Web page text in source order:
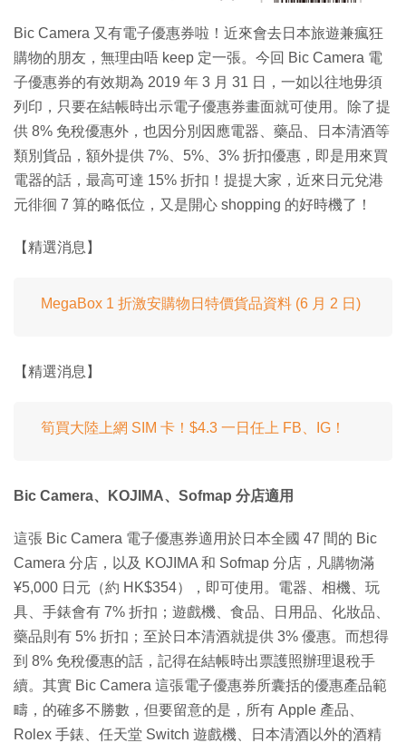
Bic Camera 又有電子優惠券啦！近來會去日本旅遊兼瘋狂
購物的朋友，無理由唔 keep 定一張。今回 Bic Camera 電
子優惠券的有效期為 2019 年 3 月 31 日，一如以往地毋須
列印，只要在結帳時出示電子優惠券畫面就可使用。除了提
供 8% 免稅優惠外，也因分別因應電器、藥品、日本清酒等
類別貨品，額外提供 7%、5%、3% 折扣優惠，即是用來買
電器的話，最高可達 15% 折扣！提提大家，近來日元兌港
元徘徊 7 算的略低位，又是開心 shopping 的好時機了！
【精選消息】
MegaBox 1 折激安購物日特價貨品資料 (6 月 2 日)
【精選消息】
筍買大陸上網 SIM 卡！$4.3 一日任上 FB、IG！
Bic Camera、KOJIMA、Sofmap 分店適用
這張 Bic Camera 電子優惠券適用於日本全國 47 間的 Bic
Camera 分店，以及 KOJIMA 和 Sofmap 分店，凡購物滿
¥5,000 日元（約 HK$354），即可使用。電器、相機、玩
具、手錶會有 7% 折扣；遊戲機、食品、日用品、化妝品、
藥品則有 5% 折扣；至於日本清酒就提供 3% 優惠。而想得
到 8% 免稅優惠的話，記得在結帳時出票護照辦理退稅手
續。其實 Bic Camera 這張電子優惠券所囊括的優惠產品範
疇，的確多不勝數，但要留意的是，所有 Apple 產品、
Rolex 手錶、任天堂 Switch 遊戲機、日本清酒以外的酒精